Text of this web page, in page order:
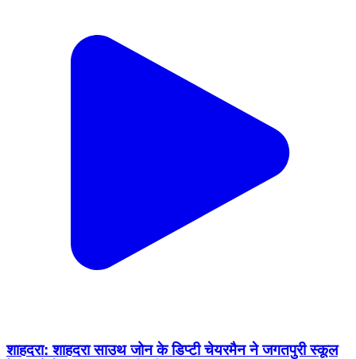
शाहदरा: शाहदरा साउथ जोन के डिप्टी चेयरमैन ने जगतपुरी स्कूल